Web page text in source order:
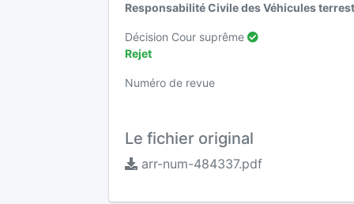
Responsabilité Civile des Véhicules
Décision Cour suprême
Rejet
Numéro de revue
Le fichier original
arr-num-484337.pdf